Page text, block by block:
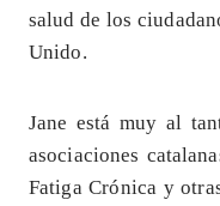
salud de los
Unido.
Jane está muy al
asociaciones
Fatiga Crónica y